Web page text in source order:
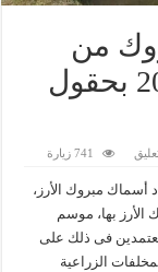
من
محصول الأرز لموسم 2016 بحقول
741 زيارة
أسماك مبروك الأرز،
الأرز بها، موسم
معتمدين فى ذلك على
الزراعية